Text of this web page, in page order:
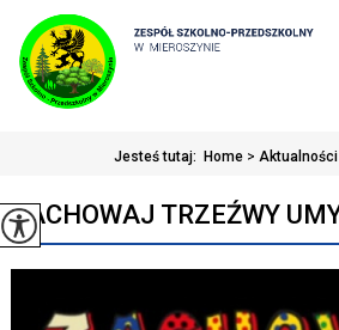
Jesteś tutaj: Home > Aktualności
ZACHOWAJ TRZEŹWY